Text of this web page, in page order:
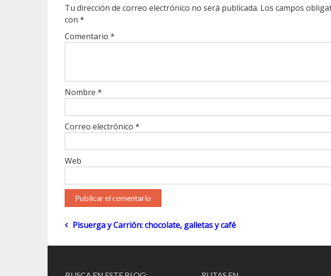
Tu dirección de correo electrónico no será publicada. Los campos
con *
Comentario *
Nombre *
Correo electrónico *
Web
Navegación
de
Pisuerga y Carrión: chocolate, galletas y café